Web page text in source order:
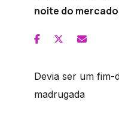
noite do
Devia ser um fim-
madrugada